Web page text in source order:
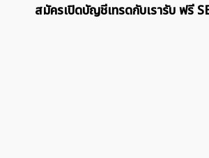
สมัครเปิดบัญชีเทรดกับเรารับ ฟรี